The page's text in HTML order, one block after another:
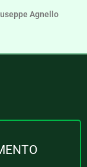
Agnello